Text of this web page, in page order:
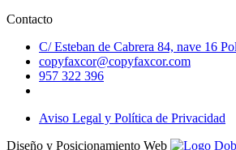
Contacto
C/ Esteban de Cabrera 84, nave 16
copyfaxcor@copyfaxcor.com
957 322 396
Aviso Legal y Política de Privacidad
Diseño y Posicionamiento Web